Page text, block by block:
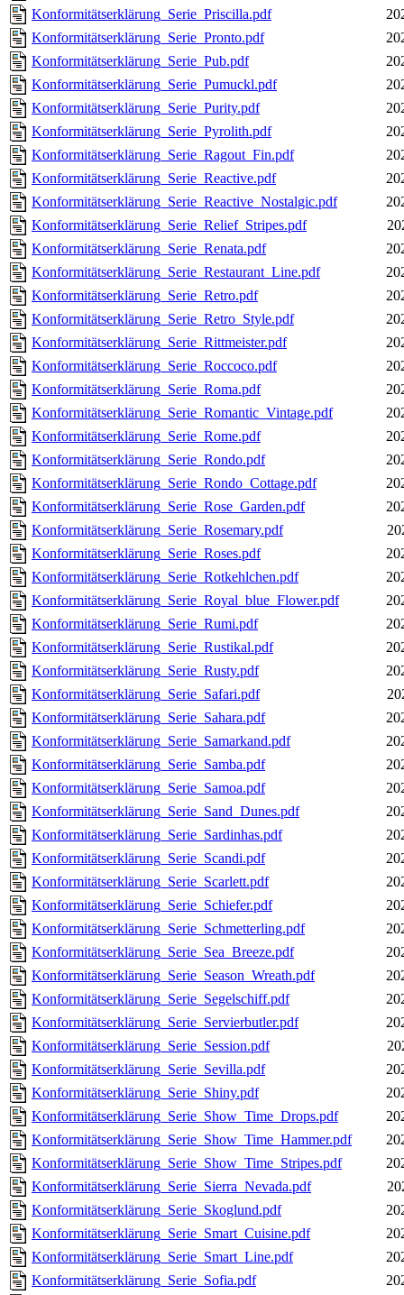
Konformitätserklärung_Serie_Priscilla.pdf
Konformitätserklärung_Serie_Pronto.pdf
Konformitätserklärung_Serie_Pub.pdf
Konformitätserklärung_Serie_Pumuckl.pdf
Konformitätserklärung_Serie_Purity.pdf
Konformitätserklärung_Serie_Pyrolith.pdf
Konformitätserklärung_Serie_Ragout_Fin.pdf
Konformitätserklärung_Serie_Reactive.pdf
Konformitätserklärung_Serie_Reactive_Nostalgic.pdf
Konformitätserklärung_Serie_Relief_Stripes.pdf
Konformitätserklärung_Serie_Renata.pdf
Konformitätserklärung_Serie_Restaurant_Line.pdf
Konformitätserklärung_Serie_Retro.pdf
Konformitätserklärung_Serie_Retro_Style.pdf
Konformitätserklärung_Serie_Rittmeister.pdf
Konformitätserklärung_Serie_Roccoco.pdf
Konformitätserklärung_Serie_Roma.pdf
Konformitätserklärung_Serie_Romantic_Vintage.pdf
Konformitätserklärung_Serie_Rome.pdf
Konformitätserklärung_Serie_Rondo.pdf
Konformitätserklärung_Serie_Rondo_Cottage.pdf
Konformitätserklärung_Serie_Rose_Garden.pdf
Konformitätserklärung_Serie_Rosemary.pdf
Konformitätserklärung_Serie_Roses.pdf
Konformitätserklärung_Serie_Rotkehlchen.pdf
Konformitätserklärung_Serie_Royal_blue_Flower.pdf
Konformitätserklärung_Serie_Rumi.pdf
Konformitätserklärung_Serie_Rustikal.pdf
Konformitätserklärung_Serie_Rusty.pdf
Konformitätserklärung_Serie_Safari.pdf
Konformitätserklärung_Serie_Sahara.pdf
Konformitätserklärung_Serie_Samarkand.pdf
Konformitätserklärung_Serie_Samba.pdf
Konformitätserklärung_Serie_Samoa.pdf
Konformitätserklärung_Serie_Sand_Dunes.pdf
Konformitätserklärung_Serie_Sardinhas.pdf
Konformitätserklärung_Serie_Scandi.pdf
Konformitätserklärung_Serie_Scarlett.pdf
Konformitätserklärung_Serie_Schiefer.pdf
Konformitätserklärung_Serie_Schmetterling.pdf
Konformitätserklärung_Serie_Sea_Breeze.pdf
Konformitätserklärung_Serie_Season_Wreath.pdf
Konformitätserklärung_Serie_Segelschiff.pdf
Konformitätserklärung_Serie_Servierbutler.pdf
Konformitätserklärung_Serie_Session.pdf
Konformitätserklärung_Serie_Sevilla.pdf
Konformitätserklärung_Serie_Shiny.pdf
Konformitätserklärung_Serie_Show_Time_Drops.pdf
Konformitätserklärung_Serie_Show_Time_Hammer.pdf
Konformitätserklärung_Serie_Show_Time_Stripes.pdf
Konformitätserklärung_Serie_Sierra_Nevada.pdf
Konformitätserklärung_Serie_Skoglund.pdf
Konformitätserklärung_Serie_Smart_Cuisine.pdf
Konformitätserklärung_Serie_Smart_Line.pdf
Konformitätserklärung_Serie_Sofia.pdf